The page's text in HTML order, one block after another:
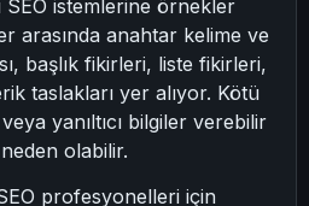
SEO istemlerine örnekler
arasında anahtar kelime ve
başlık fikirleri, liste fikirleri,
taslakları yer alıyor. Kötü
yanıltıcı bilgiler verebilir
olabilir.
profesyonelleri için